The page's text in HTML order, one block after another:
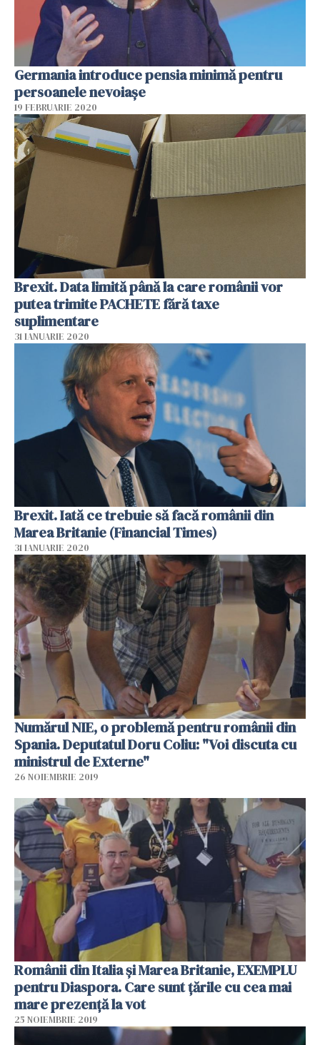
Germania introduce pensia minimă pentru
persoanele nevoiașe
19 FEBRUARIE 2020
Brexit. Data limită până la care românii vor
putea trimite PACHETE fără taxe
suplimentare
31 IANUARIE 2020
Brexit. Iată ce trebuie să facă românii din
Marea Britanie (Financial Times)
31 IANUARIE 2020
Numărul NIE, o problemă pentru românii din
Spania. Deputatul Doru Coliu: "Voi discuta cu
ministrul de Externe"
26 NOIEMBRIE 2019
Românii din Italia și Marea Britanie, EXEMPLU
pentru Diaspora. Care sunt țările cu cea mai
mare prezență la vot
25 NOIEMBRIE 2019